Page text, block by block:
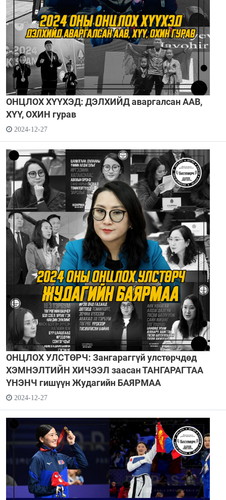
ОНЦЛОХ ХҮҮХЭД: ДЭЛХИЙД аваргалсан ААВ,
ХҮҮ, ОХИН гурав
2024-12-27
ОНЦЛОХ УЛСТӨРЧ: Зангараггүй улстөрчдөд
ХЭМНЭЛТИЙН ХИЧЭЭЛ заасан ТАНГАРАГТАА
ҮНЭНЧ гишүүн Жудагийн БАЯРМАА
2024-12-27